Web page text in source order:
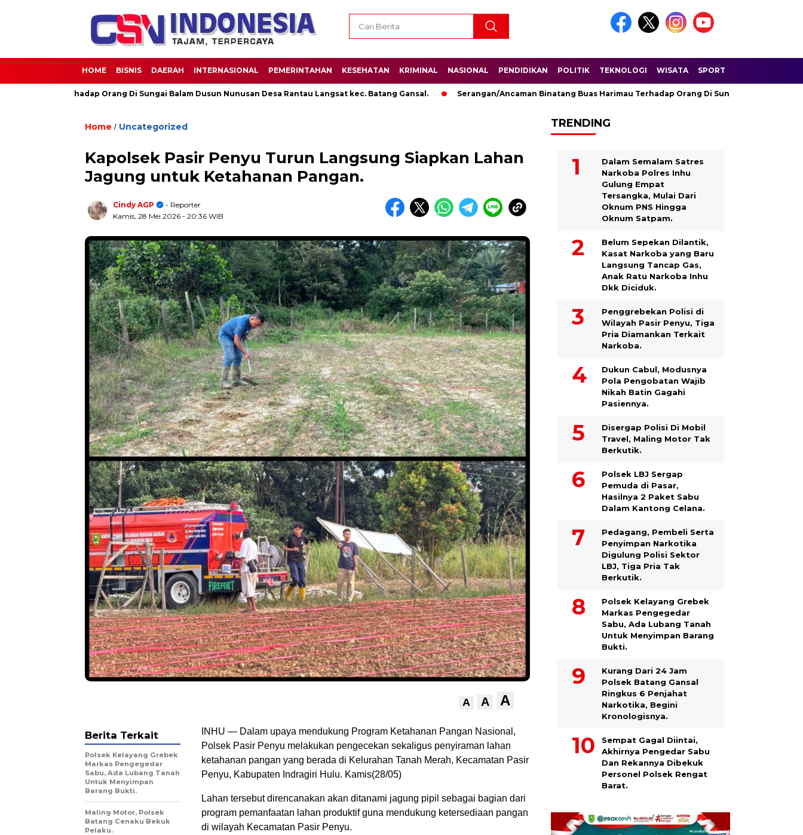
HOME BISNIS DAERAH INTERNASIONAL PEMERINTAHAN KESEHATAN KRIMINAL NASIONAL PENDIDIKAN POLITIK TEKNOLOGI WISATA SPORT
Terhadap Orang Di Sungai Balam Dusun Nunusan Desa Rantau Langsat kec. Batang Gansal. Serangan/Ancaman Binatang Buas Harimau Terhadap Orang Di Sungai Balam Dusun
Home / Uncategorized
Kapolsek Pasir Penyu Turun Langsung Siapkan Lahan
Jagung untuk Ketahanan Pangan.
Cindy AGP
- Reporter
Kamis, 28 Mei 2026 - 20:36 WIB
A A A
INHU — Dalam upaya mendukung Program Ketahanan Pangan Nasional,
Polsek Pasir Penyu melakukan pengecekan sekaligus penyiraman lahan
ketahanan pangan yang berada di Kelurahan Tanah Merah, Kecamatan Pasir
Penyu, Kabupaten Indragiri Hulu. Kamis(28/05)
Lahan tersebut direncanakan akan ditanami jagung pipil sebagai bagian dari
program pemanfaatan lahan produktif guna mendukung ketersediaan pangan
di wilayah Kecamatan Pasir Penyu.
Berita Terkait
Polsek Kelayang Grebek
Markas Pengegedar
Sabu, Ada Lubang Tanah
Untuk Menyimpan
Barang Bukti.
Maling Motor, Polsek
Batang Cenaku Bekuk
Pelaku.
TRENDING
Dalam Semalam Satres
Narkoba Polres Inhu
Gulung Empat
Tersangka, Mulai Dari
Oknum PNS Hingga
Oknum Satpam.
Belum Sepekan Dilantik,
Kasat Narkoba yang Baru
Langsung Tancap Gas,
Anak Ratu Narkoba Inhu
Dkk Diciduk.
Penggrebekan Polisi di
Wilayah Pasir Penyu, Tiga
Pria Diamankan Terkait
Narkoba.
Dukun Cabul, Modusnya
Pola Pengobatan Wajib
Nikah Batin Gagahi
Pasiennya.
Disergap Polisi Di Mobil
Travel, Maling Motor Tak
Berkutik.
Polsek LBJ Sergap
Pemuda di Pasar,
Hasilnya 2 Paket Sabu
Dalam Kantong Celana.
Pedagang, Pembeli Serta
Penyimpan Narkotika
Digulung Polisi Sektor
LBJ, Tiga Pria Tak
Berkutik.
Polsek Kelayang Grebek
Markas Pengegedar
Sabu, Ada Lubang Tanah
Untuk Menyimpan Barang
Bukti.
Kurang Dari 24 Jam
Polsek Batang Gansal
Ringkus 6 Penjahat
Narkotika, Begini
Kronologisnya.
Sempat Gagal Diintai,
Akhirnya Pengedar Sabu
Dan Rekannya Dibekuk
Personel Polsek Rengat
Barat.